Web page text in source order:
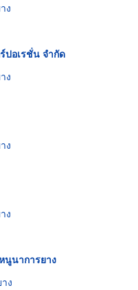
ง
ปอเรชั่น จำกัด
ง
ง
ง
นูนาการยาง
ง